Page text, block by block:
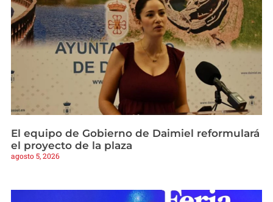
El equipo de Gobierno de Daimiel reformulará
el proyecto de la plaza
agosto 5, 2026